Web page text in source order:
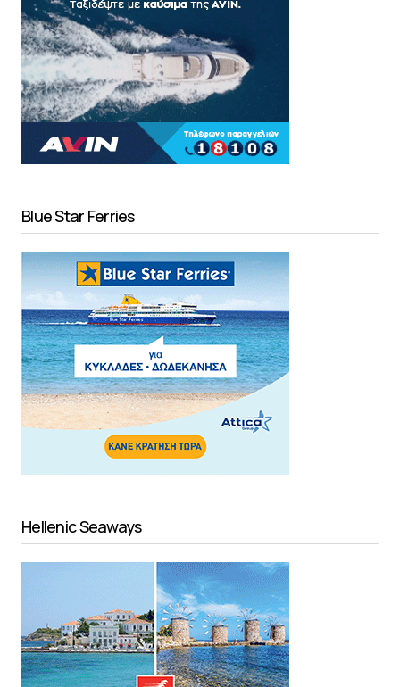
Blue Star Ferries
Hellenic Seaways